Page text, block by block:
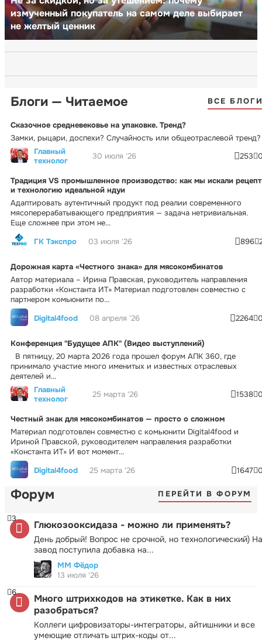
измученный покупатель на самом деле выбирает
не желтый ценник
Блоги — Читаемое ВСЕ
Сказочное средневековье на упаковке. Тренд?
Замки, рыцари, доспехи? Случайность или общеотраслевой тренд?
Главный
технолог
30 июля '26 253
Традиция VS промышленное производство: как мы искали рецепт
и технологию идеальной ндуи
Адаптировать аутентичный продукт под реалии современного
мясоперерабатывающего предприятия — задача нетривиальная.
Еще сложнее при этом не...
ГК Тэкспро
03 июля '26 896
Дорожная карта «Честного знака» для мясокомбинатов
Автор материала – Ирина Правская, руководитель направления
разработки «Константа ИТ» Материал подготовлен совместно с
партнером комьюнити по...
Digital4food
08 апреля '26 2264
Конференция "Будущее АПК" (Видео выступлений)
В пятницу, 20 марта 2026 года прошел форум АПК 360, где
принимало участие много именитых и известных отраслевых
деятелей и...
Главный
технолог
25 марта '26 1538
Честный знак для мясокомбинатов — просто о сложном
Материал подготовлен совместно с комьюнити Digital4food и
Ириной Правской, руководителем направления разработки
«Константа ИТ» И вот момент...
Digital4food
25 марта '26 1647
Форум ПЕРЕЙТИ В ФОРУМ
Глюкозооксидаза - можно ли применять?
День добрый! Вопрос не срочной, но технологический) На
завод поступила добавка на...
3
ММ Фёдор
13 июля '26
Много штрихкодов на этикетке. Как в них
разобраться?
Коллеги цифровизаторы-интеграторы, айтишники и все
умеющие отличать штрих-коды от...
6